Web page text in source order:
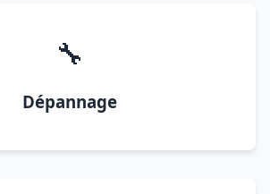
🔧
Dépannage